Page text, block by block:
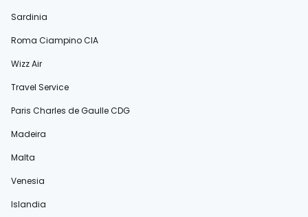
Sardinia
Roma Ciampino CIA
Wizz Air
Travel Service
Paris Charles de Gaulle CDG
Madeira
Malta
Venesia
Islandia